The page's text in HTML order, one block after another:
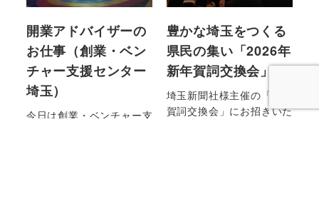
開業アドバイザーの
お仕事（創業・ベン
チャー支援センター
埼玉）
今日は創業・ベンチャー支
豊かな埼玉をつくる
県民の集い「2026年
新年賀詞交換会」
埼玉新聞社様主催の「新年
賀詞交換会」にお招きいた